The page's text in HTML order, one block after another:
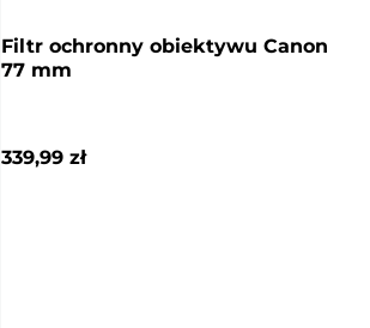
Filtr ochronny obiektywu Canon
77 mm
339,99 zł